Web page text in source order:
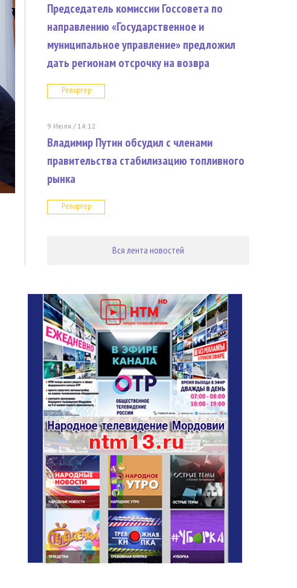
Председатель комиссии Госсовета по
направлению «Государственное и
муниципальное управление» предложил
дать регионам отсрочку на возвра
Репортер
9 Июля / 14:12
Владимир Путин обсудил с членами
правительства стабилизацию топливного
рынка
Репортер
Вся лента новостей